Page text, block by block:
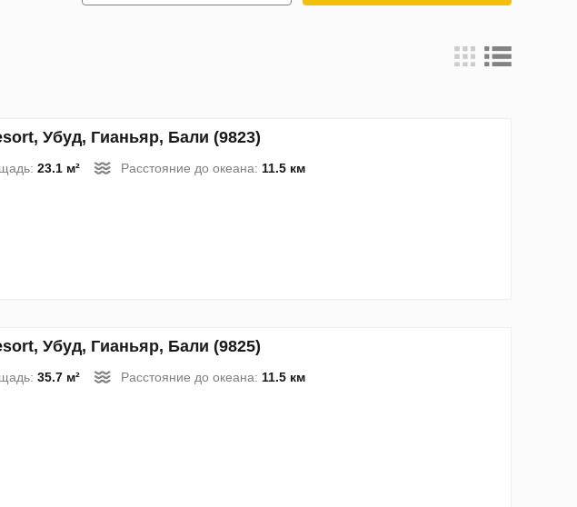
Убуд, Гианьяр, Бали (9823)
23.1 м² Расстояние до океана: 11.5 км
Убуд, Гианьяр, Бали (9825)
35.7 м² Расстояние до океана: 11.5 км